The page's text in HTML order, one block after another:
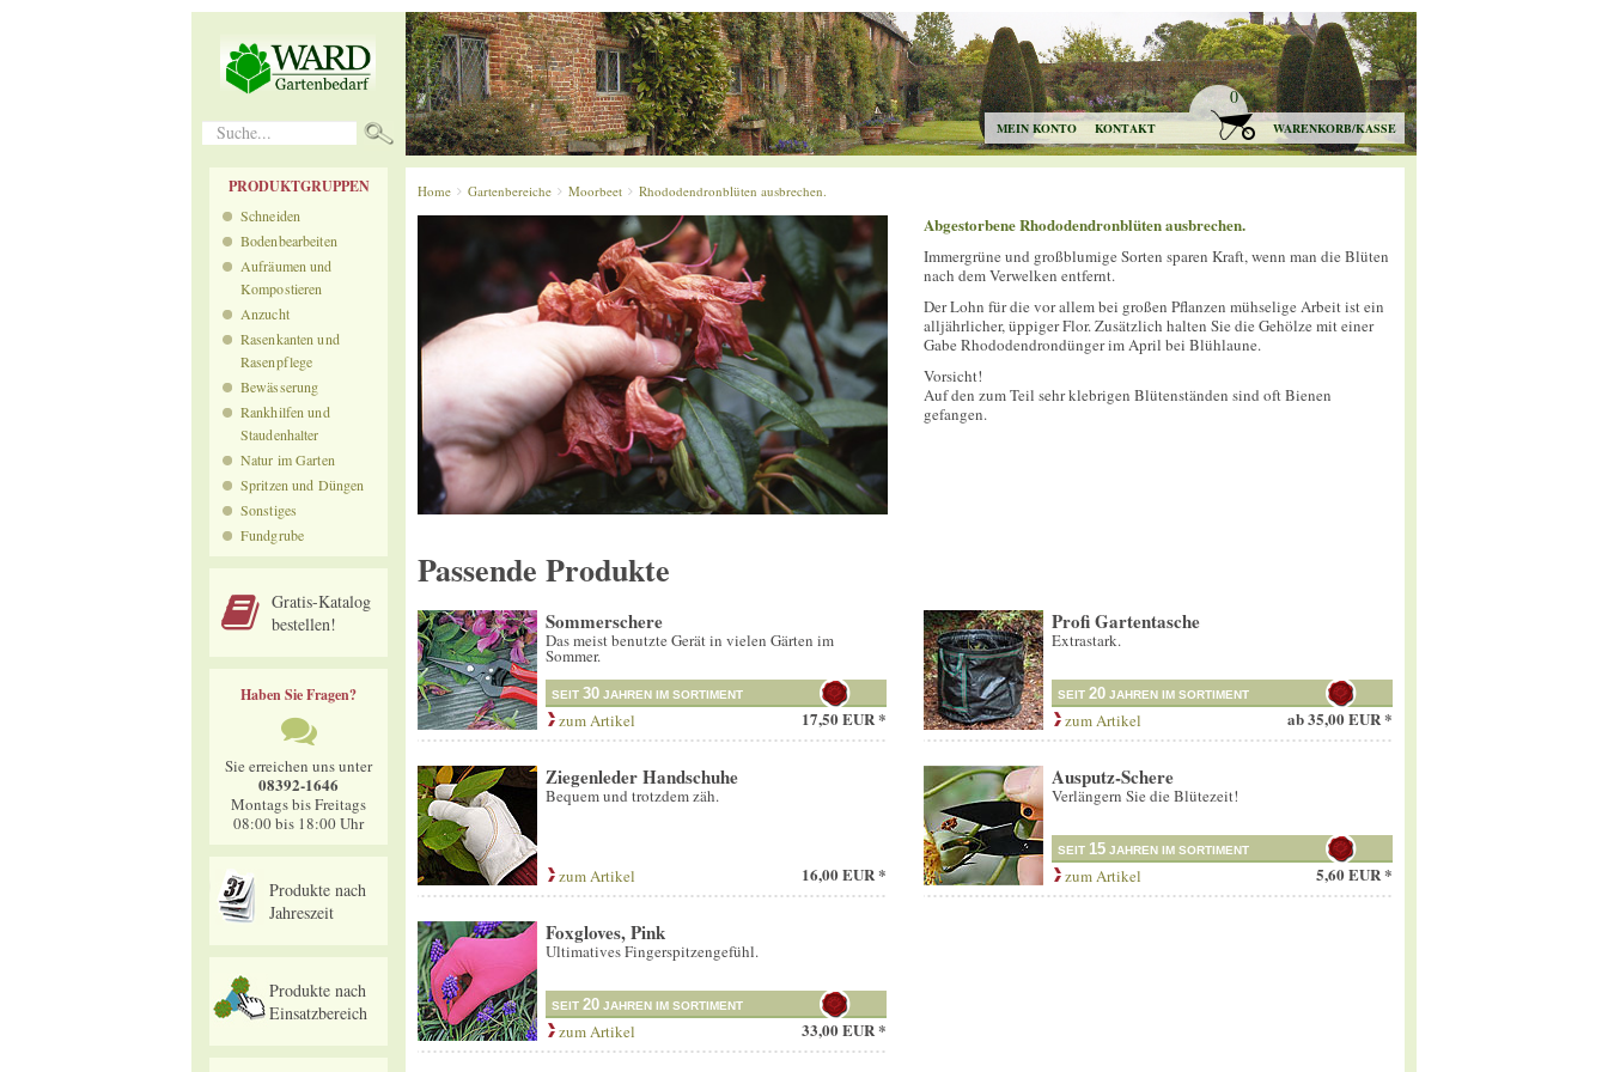
Suche... MEIN KONTO KONTAKT
0
WARENKORB/KASSE
PRODUKTGRUPPEN
Schneiden
Bodenbearbeiten
Aufräumen und
Kompostieren
Anzucht
Rasenkanten und
Rasenpflege
Bewässerung
Rankhilfen und
Staudenhalter
Natur im Garten
Spritzen und Düngen
Sonstiges
Fundgrube
Gratis-Katalog
bestellen!
Haben Sie Fragen?
Sie erreichen uns unter
08392-1646
Montags bis Freitags
08:00 bis 18:00 Uhr
Produkte nach
Jahreszeit
Produkte nach
Einsatzbereich
Home Gartenbereiche Moorbeet Rhododendronblüten ausbrechen.
Abgestorbene Rhododendronblüten ausbrechen.
Immergrüne und großblumige Sorten sparen Kraft, wenn man die Blüten
nach dem Verwelken entfernt.
Der Lohn für die vor allem bei großen Pflanzen mühselige Arbeit ist ein
alljährlicher, üppiger Flor. Zusätzlich halten Sie die Gehölze mit einer
Gabe Rhododendrondünger im April bei Blühlaune.
Vorsicht!
Auf den zum Teil sehr klebrigen Blütenständen sind oft Bienen
gefangen.
Passende Produkte
Sommerschere
Das meist benutzte Gerät in vielen Gärten im
Sommer.
SEIT 30 JAHREN IM SORTIMENT
zum Artikel 17,50 EUR *
Profi Gartentasche
Extrastark.
SEIT 20JAHREN IM SORTIMENT
zum Artikel ab35,00 EUR *
Ziegenleder Handschuhe
Bequem und trotzdem zäh.
zum Artikel 16,00 EUR *
Ausputz-Schere
Verlängern Sie die Blütezeit!
SEIT 15JAHREN IM SORTIMENT
zum Artikel 5,60 EUR *
Foxgloves, Pink
Ultimatives Fingerspitzengefühl.
SEIT 20 JAHREN IM SORTIMENT
zum Artikel 33,00 EUR *